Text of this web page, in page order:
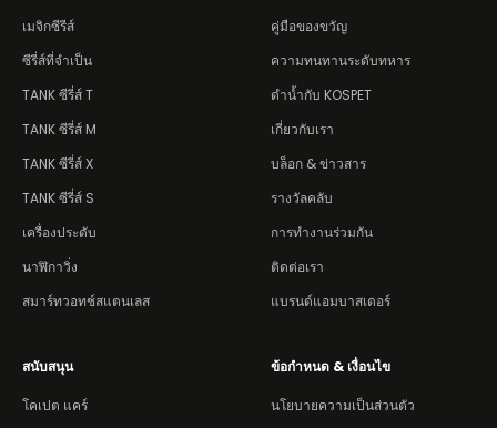
เมจิกซีรีส์
ซีรี่ส์ที่จำเป็น
TANKซีรี่ส์ T
TANKซีรี่ส์ M
TANKซีรี่ส์ X
TANKซีรี่ส์ S
เครื่องประดับ
นาฬิกาวิ่ง
สมาร์ทวอทช์สแตนเลส
คู่มือของขวัญ
ความทนทานระดับทหาร
ดำน้ำกับ KOSPET
เกี่ยวกับเรา
บล็อก & ข่าวสาร
รางวัลคลับ
การทำงานร่วมกัน
ติดต่อเรา
แบรนด์แอมบาสเดอร์
สนับสนุน
โคเปต แคร์
ข้อกำหนด & เงื่อนไข
นโยบายความเป็นส่วนตัว